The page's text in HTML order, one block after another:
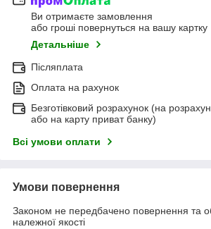
Ви отримаєте замовлення
або гроші повернуться на вашу картку
Детальніше
Післяплата
Оплата на рахунок
Безготівковий розрахунок (на
або на карту приват банку)
Всі умови оплати
Умови повернення
Законом не передбачено повернення та
належної якості